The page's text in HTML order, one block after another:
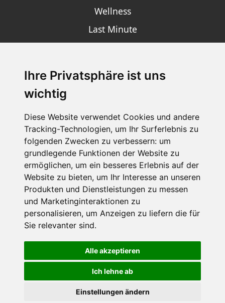
Ihre Privatsphäre ist uns
wichtig
Diese Website verwendet Cookies und andere
Tracking-Technologien, um Ihr Surferlebnis zu
folgenden Zwecken zu verbessern: um
grundlegende Funktionen der Website zu
ermöglichen, um ein besseres Erlebnis auf der
Website zu bieten, um Ihr Interesse an unseren
Produkten und Dienstleistungen zu messen
und Marketinginteraktionen zu
personalisieren, um Anzeigen zu liefern die für
Sie relevanter sind.
Alle akzeptieren
Ich lehne ab
Einstellungen ändern
Wellness
Last Minute
SCHNEEHÖHEN SKI APP
Die Schneehoehen Ski APP für iOS und Android - Ein
Muss für alle Wintersportler und Schneefreaks!
Impressum
Datenschutz
Nutzungsbedingungen
Portale
FAQ Newsletter Mediadaten
©2026 Schneemenschen GmbH